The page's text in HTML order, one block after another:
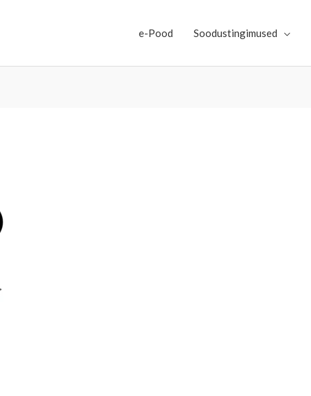
e-Pood Soodustingimused